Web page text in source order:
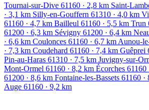
Tournai-sur-Dive 61160 · 2,8 km Saint-
· 3,1 km Silly-en-Gouffern 61310 · 4,0 km
61160 · 4,7 km Bailleul 61160 · 5,5 km Trun
61200 · 6,3 km Sévigny 61200 · 6,4 km
· 6,6 km Coulonces 61160 · 6,7 km Aunou-
· 7,3 km Coudehard 61160 · 7,4 km Guêprei
Pin-au-Haras 61310 · 7,5 km Juvigny-sur-
Mont-Ormel 61160 · 8,2 km Écorches 61160
61200 · 8,6 km Fontaine-les-Bassets 61160 ·
Auge 61160 · 9,2 km